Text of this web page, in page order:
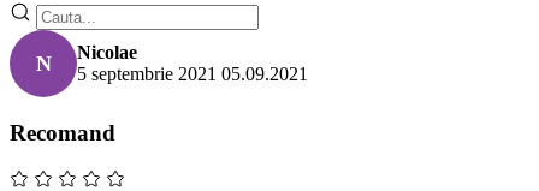
N
Nicolae
5 septembrie 2021 05.09.2021
Recomand